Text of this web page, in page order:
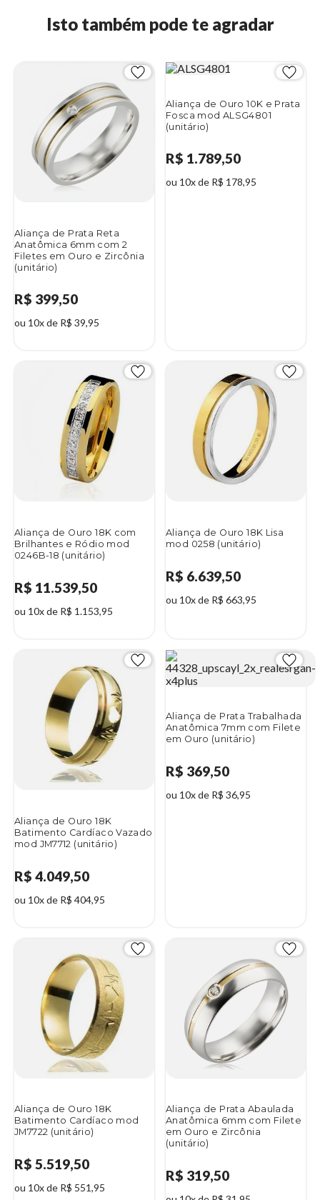
Isto também pode te agradar
Aliança de Prata Reta
Anatômica 6mm com 2
Filetes em Ouro e Zircônia
(unitário)
R$ 399,50
ou 10x de R$ 39,95
Aliança de Ouro 10K e Prata
Fosca mod ALSG4801
(unitário)
R$ 1.789,50
ou 10x de R$ 178,95
Aliança de Ouro 18K com
Brilhantes e Ródio mod
0246B-18 (unitário)
R$ 11.539,50
ou 10x de R$ 1.153,95
Aliança de Ouro 18K Lisa
mod 0258 (unitário)
R$ 6.639,50
ou 10x de R$ 663,95
Aliança de Ouro 18K
Batimento Cardíaco Vazado
mod JM7712 (unitário)
R$ 4.049,50
ou 10x de R$ 404,95
Aliança de Prata Trabalhada
Anatômica 7mm com Filete
em Ouro (unitário)
R$ 369,50
ou 10x de R$ 36,95
Aliança de Ouro 18K
Batimento Cardíaco mod
JM7722 (unitário)
R$ 5.519,50
ou 10x de R$ 551,95
Aliança de Prata Abaulada
Anatômica 6mm com Filete
em Ouro e Zircônia
(unitário)
R$ 319,50